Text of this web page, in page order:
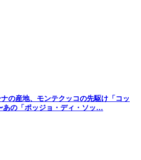
の産地、モンテクッコの先駆け「コッ
の「ポッジョ・ディ・ソッ…